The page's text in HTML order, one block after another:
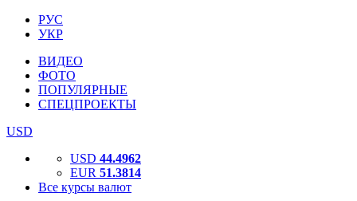
РУС
УКР
ВИДЕО
ФОТО
ПОПУЛЯРНЫЕ
СПЕЦПРОЕКТЫ
USD
USD 44.4962
EUR 51.3814
Все курсы валют